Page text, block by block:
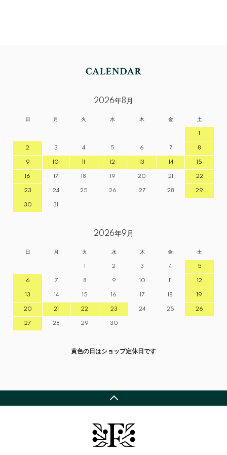
2026年8月
日 月 火 水 木 金 土
1
2 3 4 5 6 7 8
9 10 11 12 13 14 15
16 17 18 19 20 21 22
23 24 25 26 27 28 29
30 31
2026年9月
日 月 火 水 木 金 土
1 2 3 4 5
6 7 8 9 10 11 12
13 14 15 16 17 18 19
20 21 22 23 24 25 26
27 28 29 30
黄色の日はショップ定休日です